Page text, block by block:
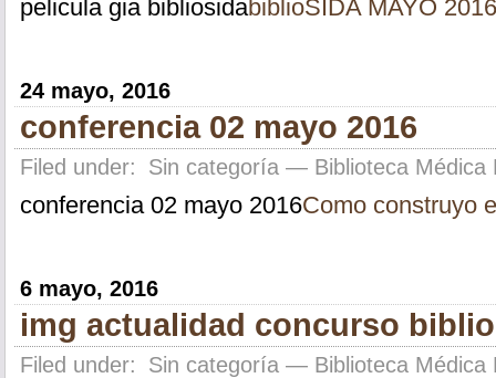
pelicula gia bibliosidabiblioSIDA MAYO 2016
24 mayo, 2016
conferencia 02 mayo 2016
Filed under: Sin categoría— Biblioteca Médica
conferencia 02 mayo 2016Como construyo
6 mayo, 2016
img actualidad concurso
Filed under: Sin categoría— Biblioteca Médica